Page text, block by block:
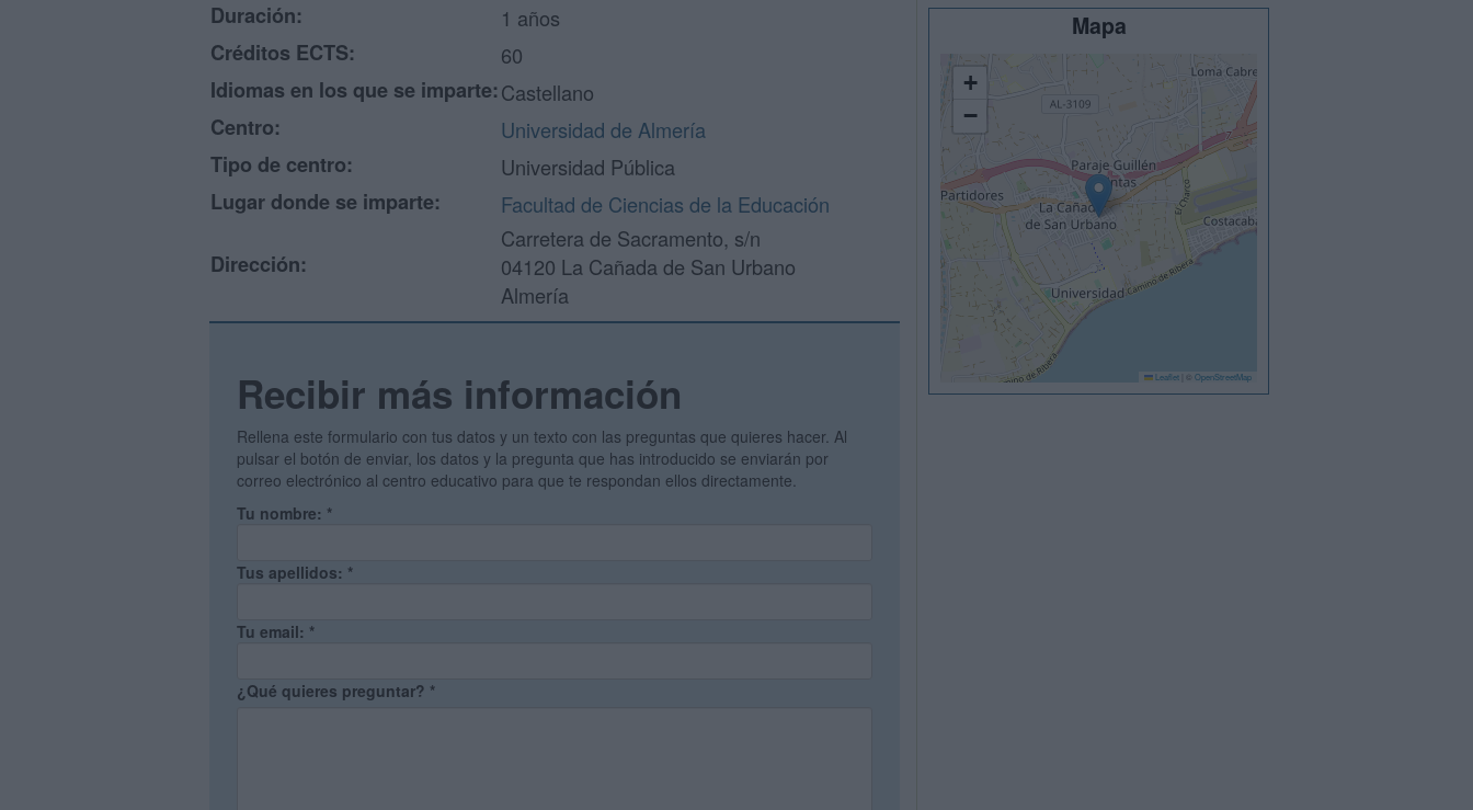
Duración:
1 años
Créditos ECTS:
60
Idiomas en los que se imparte:Castellano
Centro:
Universidad de Almería
Tipo de centro:
Universidad Pública
Lugar donde se imparte:
Facultad de Ciencias de la Educación
Dirección:
Carretera de Sacramento, s/n
04120 La Cañada de San Urbano
Almería
Recibir más información
Rellena este formulario con tus datos y un texto con las preguntas que quieres hacer. Al
pulsar el botón de enviar, los datos y la pregunta que has introducido se enviarán por
correo electrónico al centro educativo para que te respondan ellos directamente.
Tu nombre: *
Tus apellidos: *
Tu email: *
¿Qué quieres preguntar? *
Mapa
+
−
Leaflet © OpenStreetMap